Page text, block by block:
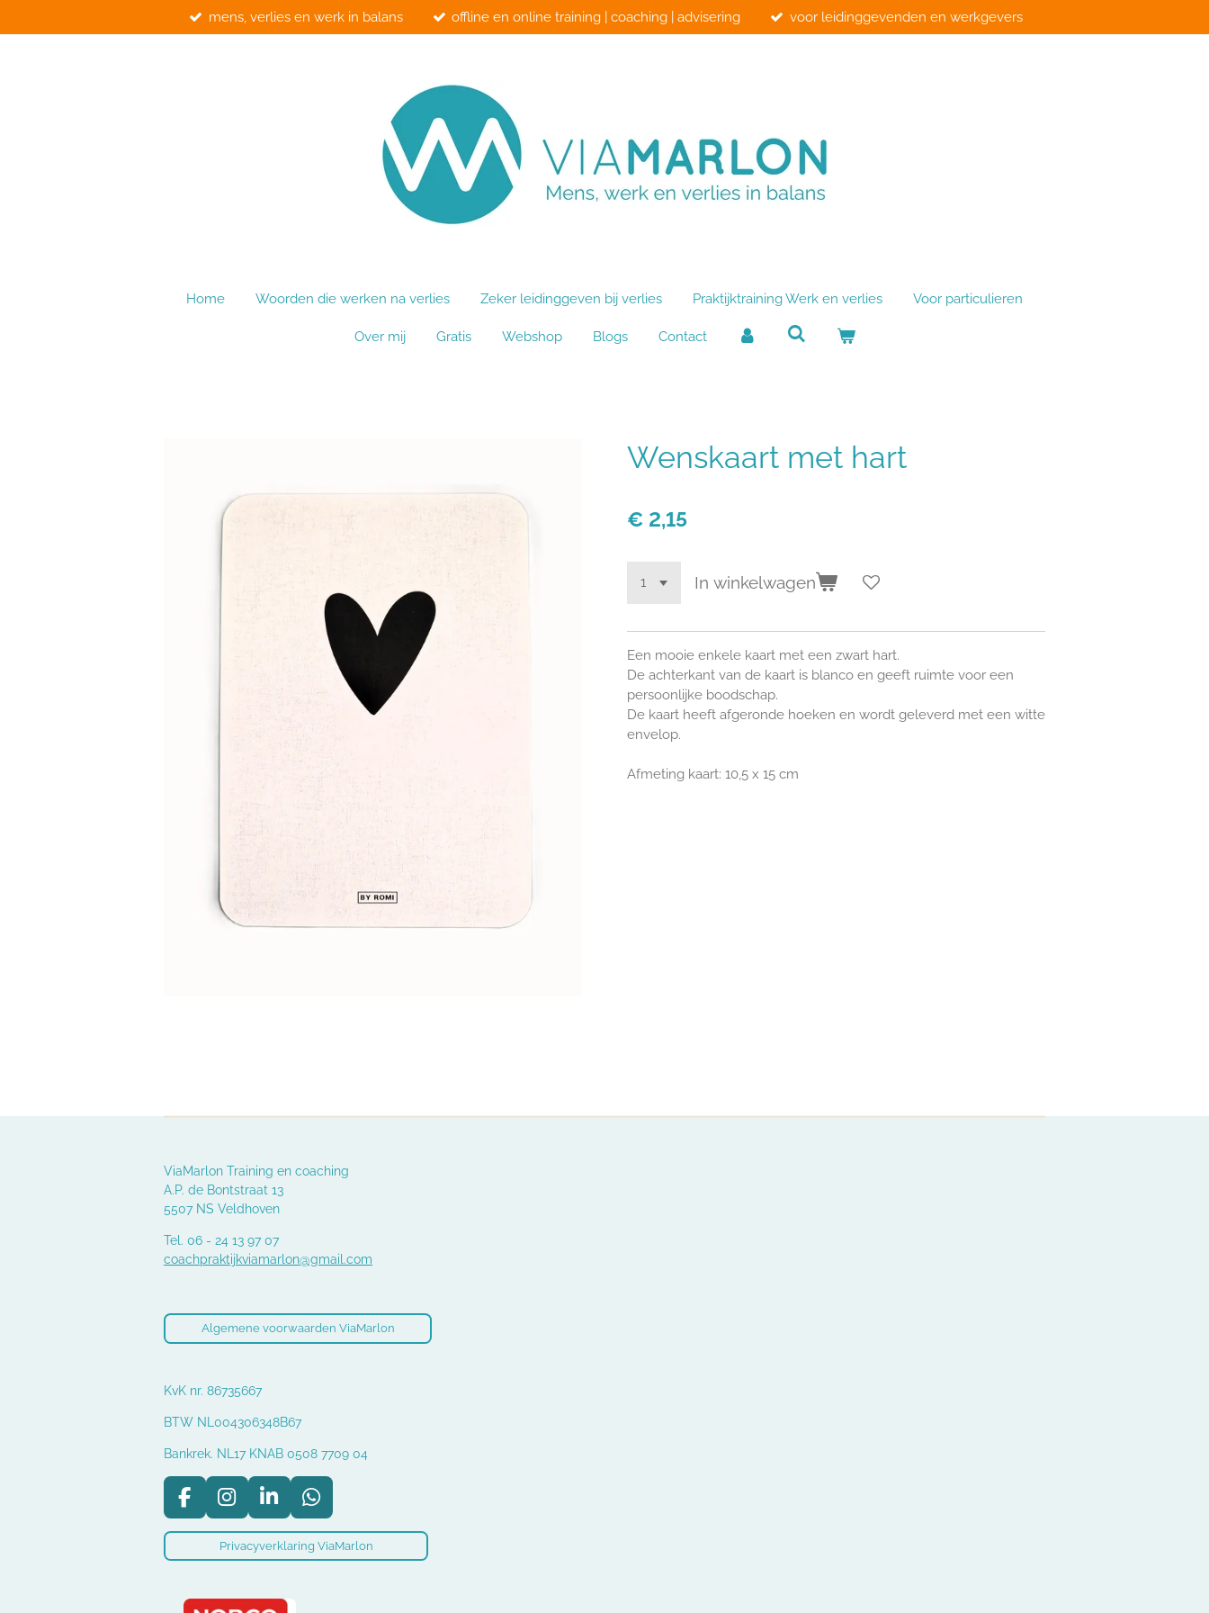
direct
mens, verlies en werk in balans offline en online training | coaching | advisering voor leidinggevenden en werkgevers
Home Woorden die werken na verlies Zeker leidinggeven bij verlies Praktijktraining Werk en verlies Voor particulieren
Over mij Gratis Webshop Blogs Contact
Wenskaart met hart
€ 2,15
In winkelwagen
Een mooie enkele kaart met een zwart hart.
De achterkant van de kaart is blanco en geeft ruimte voor een
persoonlijke boodschap.
De kaart heeft afgeronde hoeken en wordt geleverd met een witte
envelop.
Afmeting kaart: 10,5 x 15 cm
ViaMarlon Training en coaching
A.P. de Bontstraat 13
5507 NS Veldhoven
Tel. 06 - 24 13 97 07
coachpraktijkviamarlon@gmail.com
Algemene voorwaarden ViaMarlon
KvK nr. 86735667
BTW NL004306348B67
Bankrek. NL17 KNAB 0508 7709 04
F
a
e
o
I
n
s
t
g
L
i
n
k
d
W
h
a
t
Privacyverklaring ViaMarlon